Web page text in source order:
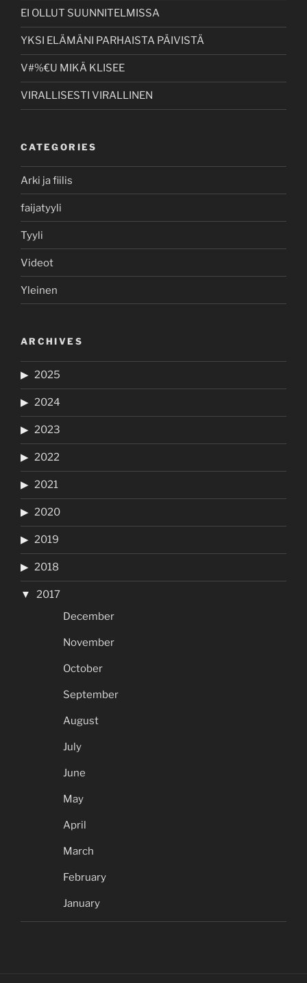
EI OLLUT SUUNNITELMISSA
YKSI ELÄMÄNI PARHAISTA PÄIVISTÄ
V#%€U MIKÄ KLISEE
VIRALLISESTI VIRALLINEN
CATEGORIES
Arki ja fiilis
faijatyyli
Tyyli
Videot
Yleinen
ARCHIVES
2025
2024
2023
2022
2021
2020
2019
2018
2017
December
November
October
September
August
July
June
May
April
March
February
January